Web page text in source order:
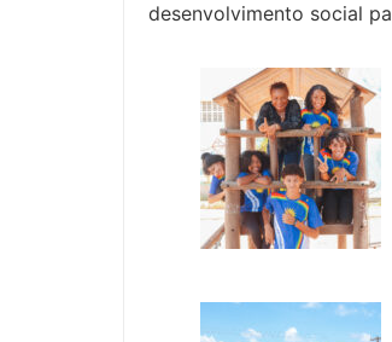
desenvolvimento social